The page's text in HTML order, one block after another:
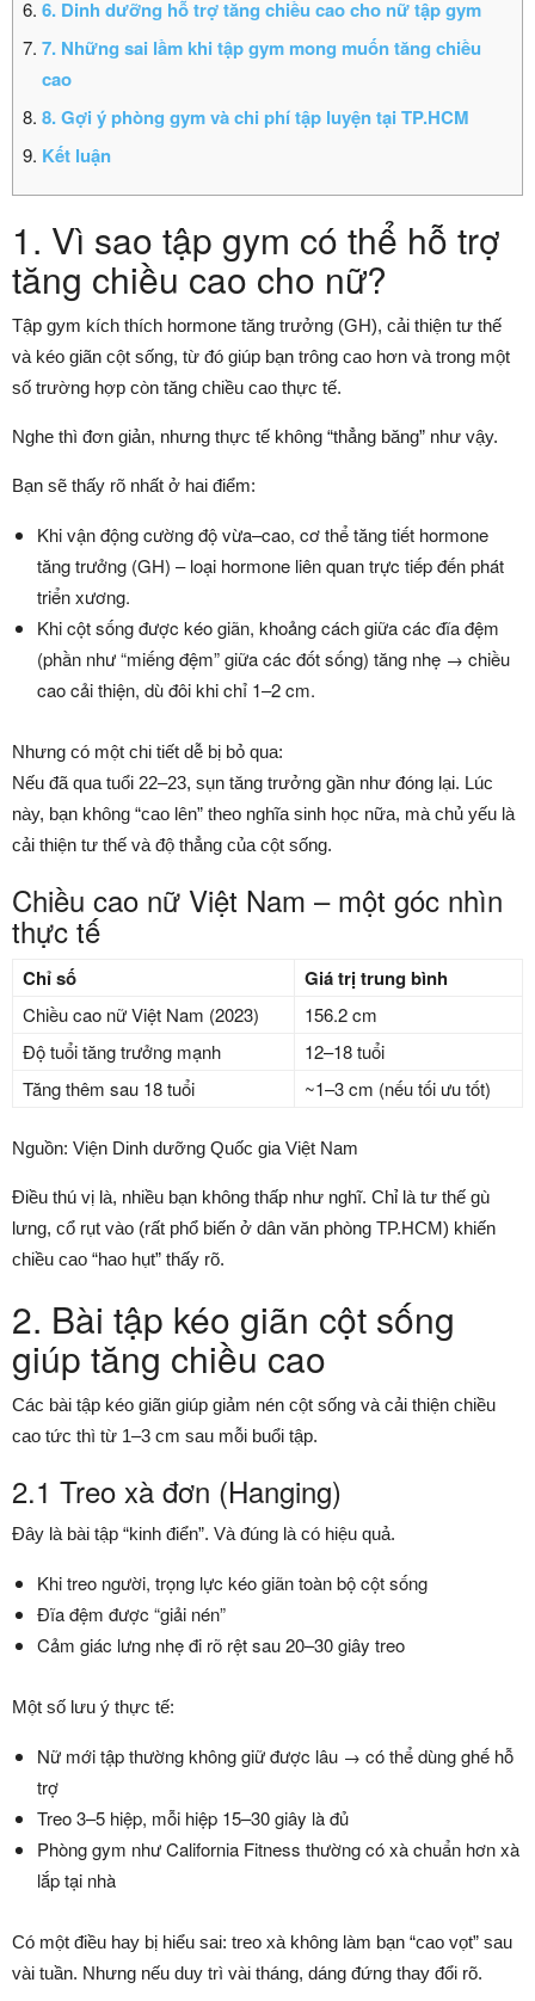
6. Dinh dưỡng hỗ trợ tăng chiều cao cho nữ tập gym
7. Những sai lầm khi tập gym mong muốn tăng chiều
cao
8. Gợi ý phòng gym và chi phí tập luyện tại TP.HCM
Kết luận
1. Vì sao tập gym có thể hỗ trợ
tăng chiều cao cho nữ?
Tập gym kích thích hormone tăng trưởng (GH), cải thiện tư thế
và kéo giãn cột sống, từ đó giúp bạn trông cao hơn và trong một
số trường hợp còn tăng chiều cao thực tế.
Nghe thì đơn giản, nhưng thực tế không “thẳng băng” như vậy.
Bạn sẽ thấy rõ nhất ở hai điểm:
Khi vận động cường độ vừa–cao, cơ thể tăng tiết hormone
tăng trưởng (GH) – loại hormone liên quan trực tiếp đến phát
triển xương.
Khi cột sống được kéo giãn, khoảng cách giữa các đĩa đệm
(phần như “miếng đệm” giữa các đốt sống) tăng nhẹ → chiều
cao cải thiện, dù đôi khi chỉ 1–2 cm.
Nhưng có một chi tiết dễ bị bỏ qua:
Nếu đã qua tuổi 22–23, sụn tăng trưởng gần như đóng lại. Lúc
này, bạn không “cao lên” theo nghĩa sinh học nữa, mà chủ yếu là
cải thiện tư thế và độ thẳng của cột sống.
Chiều cao nữ Việt Nam – một góc nhìn
thực tế
Chỉ số Giá trị trung bình
Chiều cao nữ Việt Nam (2023)
156.2 cm
Độ tuổi tăng trưởng mạnh
12–18 tuổi
Tăng thêm sau 18 tuổi
~1–3 cm (nếu tối ưu tốt)
Nguồn: Viện Dinh dưỡng Quốc gia Việt Nam
Điều thú vị là, nhiều bạn không thấp như nghĩ. Chỉ là tư thế gù
lưng, cổ rụt vào (rất phổ biến ở dân văn phòng TP.HCM) khiến
chiều cao “hao hụt” thấy rõ.
2. Bài tập kéo giãn cột sống
giúp tăng chiều cao
Các bài tập kéo giãn giúp giảm nén cột sống và cải thiện chiều
cao tức thì từ 1–3 cm sau mỗi buổi tập.
2.1 Treo xà đơn (Hanging)
Đây là bài tập “kinh điển”. Và đúng là có hiệu quả.
Khi treo người, trọng lực kéo giãn toàn bộ cột sống
Đĩa đệm được “giải nén”
Cảm giác lưng nhẹ đi rõ rệt sau 20–30 giây treo
Một số lưu ý thực tế:
Nữ mới tập thường không giữ được lâu → có thể dùng ghế hỗ
trợ
Treo 3–5 hiệp, mỗi hiệp 15–30 giây là đủ
Phòng gym như California Fitness thường có xà chuẩn hơn xà
lắp tại nhà
Có một điều hay bị hiểu sai: treo xà không làm bạn “cao vọt” sau
vài tuần. Nhưng nếu duy trì vài tháng, dáng đứng thay đổi rõ.